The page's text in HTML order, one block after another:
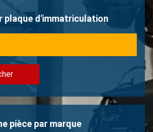
À propos de nous
Vendre une Volvo?
Non trouvée?
plaque d'immatriculation
pièce par marque